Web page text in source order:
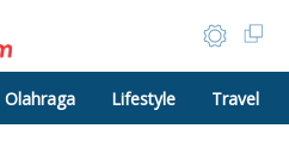
Olahraga Lifestyle Travel